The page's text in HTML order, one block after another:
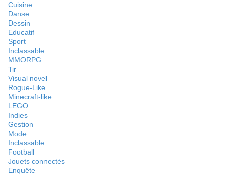
Cuisine
Danse
Dessin
Educatif
Sport
Inclassable
MMORPG
Tir
Visual novel
Rogue-Like
Minecraft-like
LEGO
Indies
Gestion
Mode
Inclassable
Football
Jouets connectés
Enquête